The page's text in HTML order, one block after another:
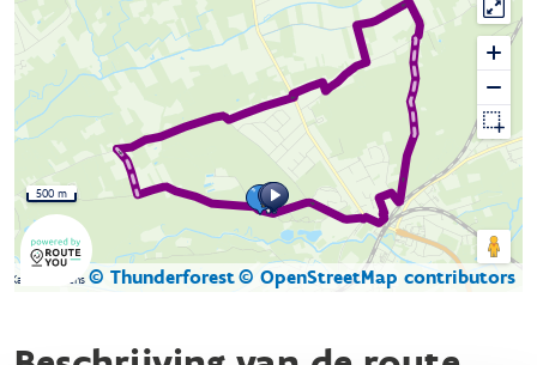
Kaartgegevens © Thunderforest© OpenStreetMap contributors
500 m